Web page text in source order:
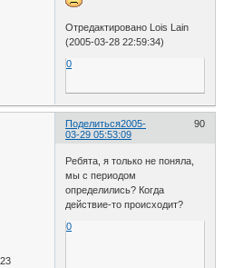
Отредактировано Lois Lain
(2005-03-28 22:59:34)
0
Поделиться 90
2005-
03-29 05:53:09
Ребята, я только не поняла,
мы с периодом
определились? Когда
действие-то происходит?
0